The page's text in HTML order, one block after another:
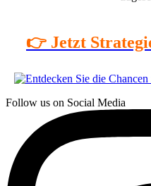
👉 Jetzt
Follow us on Social Media